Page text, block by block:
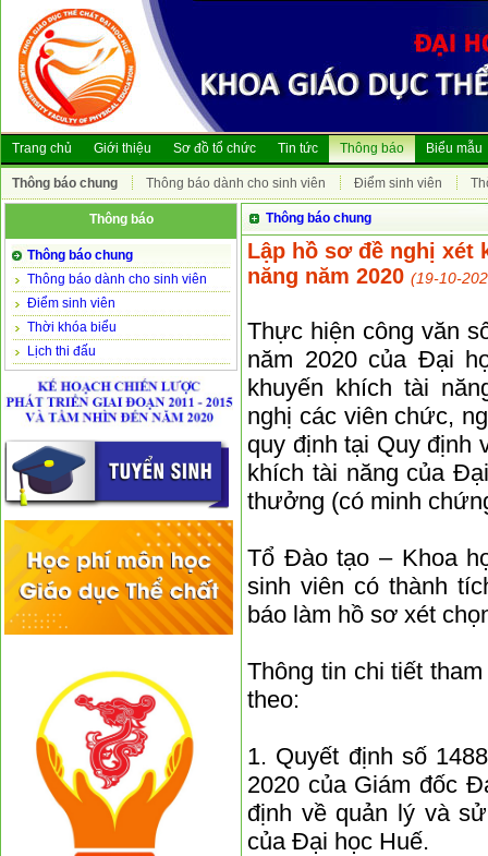
Trang chủ Giới thiệu Sơ đồ tổ chức Tin tức Thông báo
Thông báo chung Thông báo dành cho sinh viên Điểm sinh viên
Biểu mẫu
Thông báo
Thông báo chung
Thông báo dành cho sinh viên
Điểm sinh viên
Thời khóa biểu
Lịch thi đấu
Thông báo chung
Lập hồ sơ đề nghị xét
năng năm 2020 (19-10-
Thực hiện công văn
năm 2020 của Đại
khuyến khích tài
nghị các viên chức,
quy định tại Quy định
khích tài năng của
thưởng (có minh
Tổ Đào tạo – Khoa
sinh viên có thành
báo làm hồ sơ xét
Thông tin chi tiết
theo:
1. Quyết định số
2020 của Giám đốc
định về quản lý và
của Đại học Huế.